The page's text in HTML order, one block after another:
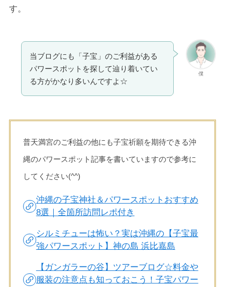
す。
僕
当ブログにも「子宝」のご利益がある
パワースポットを探して辿り着いてい
る方がかなり多いんですよ☆
普天満宮のご利益の他にも子宝祈願を期待できる沖
縄のパワースポット記事を書いていますので参考に
してください(^^)
沖縄の子宝神社＆パワースポットおすすめ
8選｜全箇所訪問レポ付き
シルミチューは怖い？実は沖縄の【子宝最
強パワースポット】神の島 浜比嘉島
【ガンガラーの谷】ツアーブログ☆料金や
服装の注意点も知っておこう！子宝パワー